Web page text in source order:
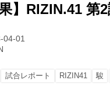
果】RIZIN.41 第
04-01
試合レポート RIZIN41 駿